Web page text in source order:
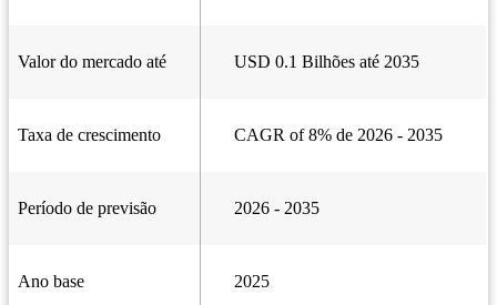
Valor do mercado até USD 0.1 Bilhões até 2035
Taxa de crescimento CAGR of 8% de 2026 - 2035
Período de previsão 2026 - 2035
Ano base 2025